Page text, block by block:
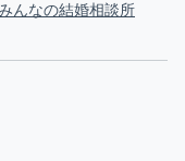
んなの結婚相談所